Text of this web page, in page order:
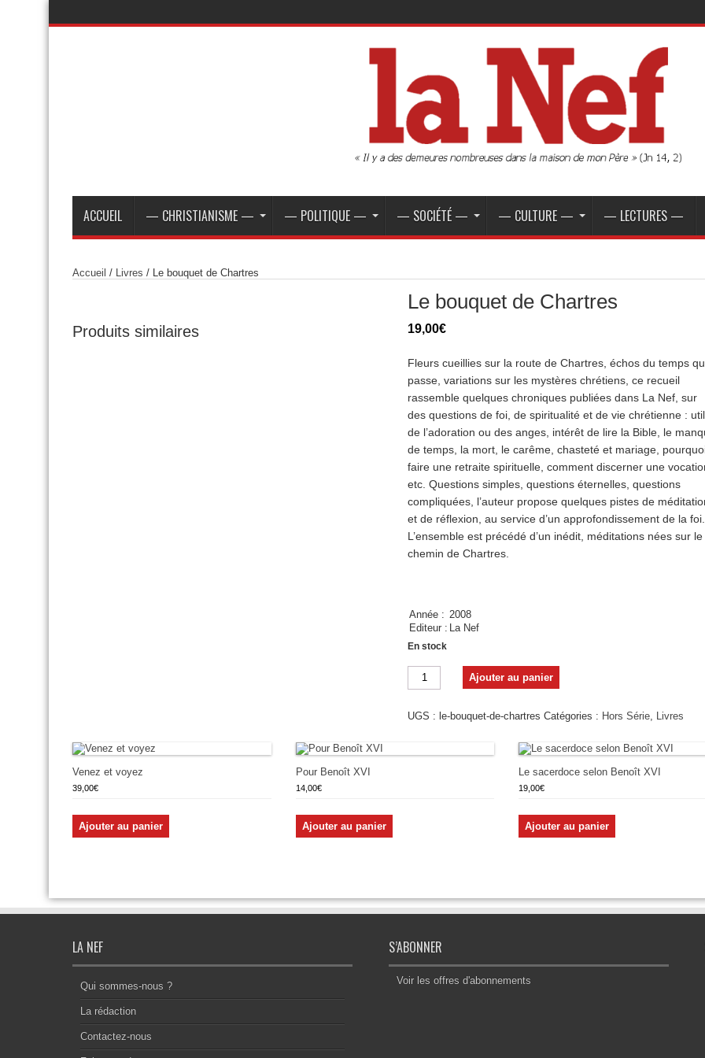
ACCUEIL — CHRISTIANISME — — POLITIQUE — — SOCIÉTÉ — — CULTURE — — LECTURES —
Accueil / Livres / Le bouquet de Chartres
Le bouquet de Chartres
19,00€
Fleurs cueillies sur la route de Chartres, échos du temps
passe, variations sur les mystères chrétiens, ce recueil
rassemble quelques chroniques publiées dans La Nef, sur
des questions de foi, de spiritualité et de vie chrétienne :
de l’adoration ou des anges, intérêt de lire la Bible, le
de temps, la mort, le carême, chasteté et mariage,
faire une retraite spirituelle, comment discerner une
etc. Questions simples, questions éternelles, questions
compliquées, l’auteur propose quelques pistes de
et de réflexion, au service d’un approfondissement de la foi.
L’ensemble est précédé d’un inédit, méditations nées sur le
chemin de Chartres.
Année : 2008
Editeur : La Nef
En stock
quantité
de
Ajouter au panier
UGS :le-bouquet-de-chartres Catégories : Hors Série Livres
Produits similaires
Venez et voyez
39,00€
Ajouter au panier
Pour Benoît XVI
14,00€
Ajouter au panier
Le sacerdoce selon Benoît XVI
19,00€
Ajouter au panier
LA NEF
Qui sommes-nous ?
La rédaction
Contactez-nous
S’ABONNER
Voir les offres d'abonnements